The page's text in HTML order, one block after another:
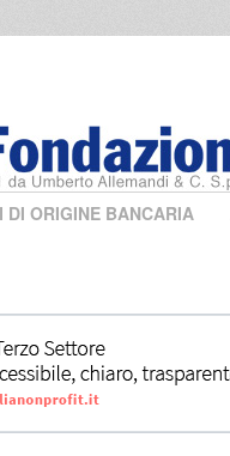
DI ORIGINE BANCARIA